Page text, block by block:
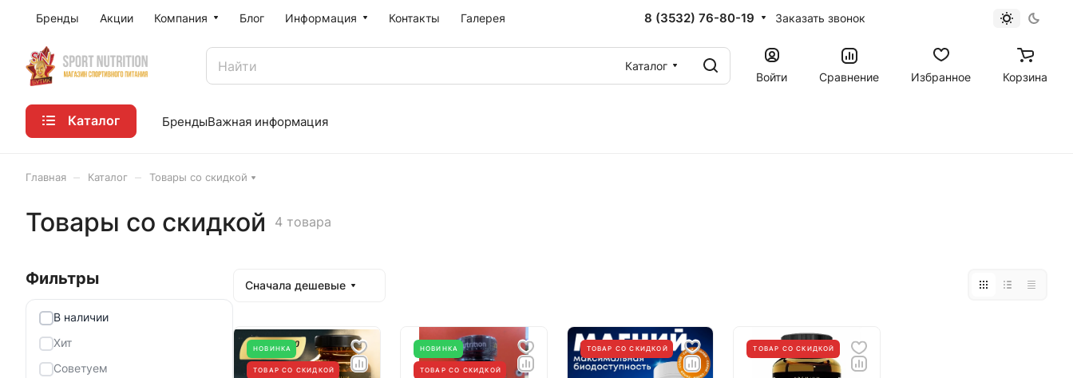
Бренды Акции Компания Блог Информация Контакты Галерея 8 (3532) 76-80-19 Заказать звонок
Каталог
Войти
Сравнение Избранное Корзина
Каталог БрендыВажная информация
Главная Каталог Товары со скидкой
Товары со скидкой 4 товара
В наличии
Хит
Советуем
Сначала дешевые
НОВИНКА
ТОВАР СО СКИДКОЙ
НОВИНКА
ТОВАР СО СКИДКОЙ
ТОВАР СО СКИДКОЙ ТОВАР СО СКИДКОЙ